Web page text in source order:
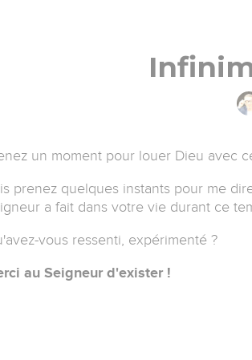
un moment pour louer Dieu avec
prenez quelques instants pour me
a fait dans votre vie durant ce
vous ressenti, expérimenté ?
au Seigneur d'exister !